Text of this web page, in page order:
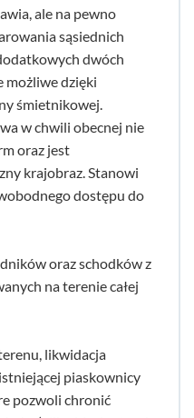
ale na pewno
sąsiednich
dwóch
możliwe dzięki
śmietnikowej.
w chwili obecnej nie
oraz jest
krajobraz. Stanowi
dostępu do
oraz schodków z
na terenie całej
likwidacja
piaskownicy
pozwoli chronić